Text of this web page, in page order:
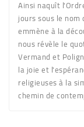
Ainsi naquît
jours sous le nom
emmène à la
nous révèle le
Vermand et
la joie et
religieuses à la
chemin de